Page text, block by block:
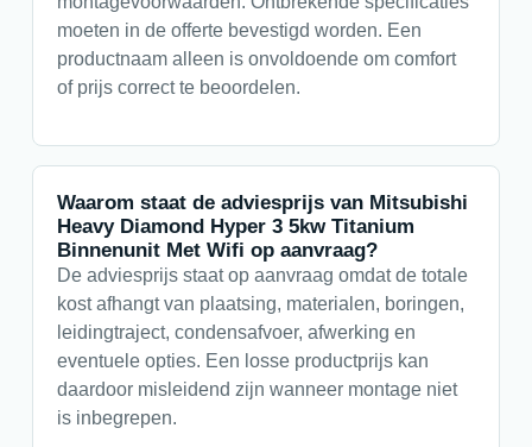
moeten in de offerte bevestigd worden. Een
productnaam alleen is onvoldoende om comfort
of prijs correct te beoordelen.
Waarom staat de adviesprijs van Mitsubishi
Heavy Diamond Hyper 3 5kw Titanium
Binnenunit Met Wifi op aanvraag?
De adviesprijs staat op aanvraag omdat de totale
kost afhangt van plaatsing, materialen, boringen,
leidingtraject, condensafvoer, afwerking en
eventuele opties. Een losse productprijs kan
daardoor misleidend zijn wanneer montage niet
is inbegrepen.